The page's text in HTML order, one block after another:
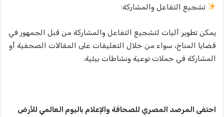
تشجيع التفاعل والمشاركة:
يمكن تطوير آليات لتشجيع التفاعل والمشاركة من قبل الجمهور في
قضايا المناخ، سواء من خلال التعليقات على المقالات الصحفية أو
المشاركة في حملات توعية ونشاطات بيئية.
احتفى المرصد المصري للصحافة والإعلام باليوم العالمي للأرض